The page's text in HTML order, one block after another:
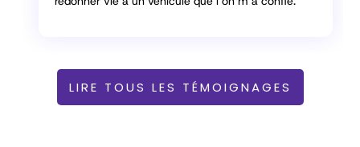
LIRE TOUS LES TÉMOIGNAGES